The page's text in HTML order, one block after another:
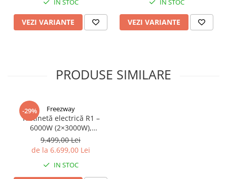
IN STOC
VEZI VARIANTE
IN STOC
VEZI VARIANTE
PRODUSE SIMILARE
-29% Freezway
Trotinetă electrică R1 –
6000W (2×3000W),
autonomie 100 km, viteză
90 km/h, suspensie dublă,
frâne hidraulice
9.499,00 Lei
de la 6.699,00 Lei
IN STOC